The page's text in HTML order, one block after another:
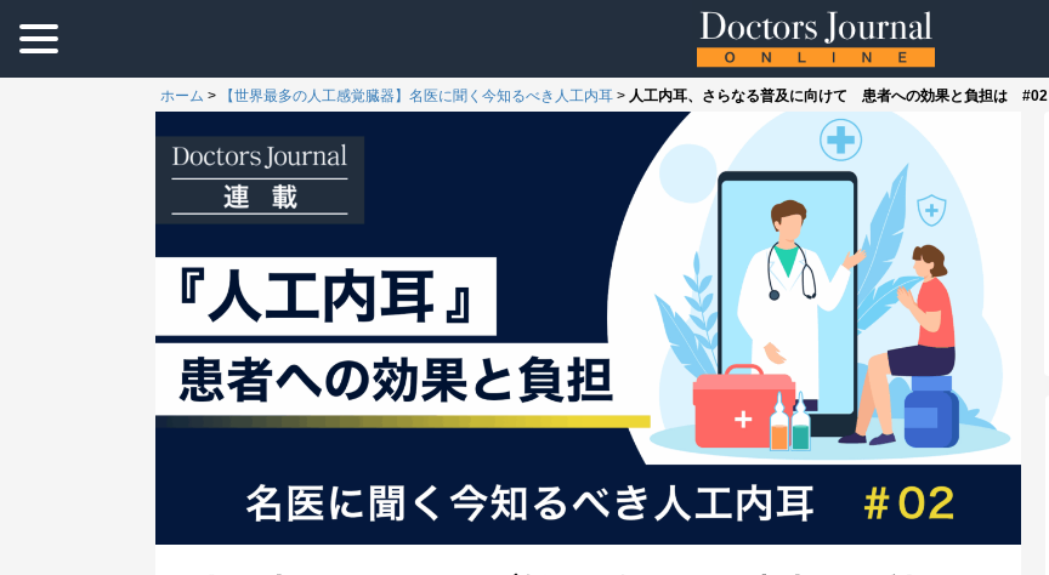
ホーム > 【世界最多の人工感覚臓器】名医に聞く今知るべき人工内耳> 人工内耳、さらなる普及に向けて 患者への効果と負担は #02